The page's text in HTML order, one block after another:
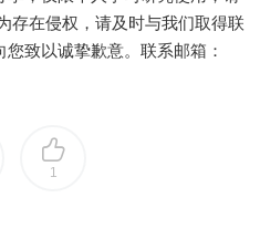
存在侵权，请及时与我们取得联
致以诚挚歉意。联系邮箱：
1